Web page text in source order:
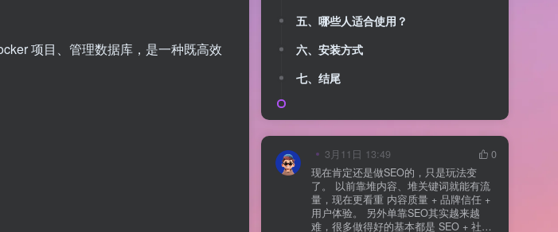
项目、管理数据库，是一种既高效
五、哪些人适合使用？
六、安装方式
七、结尾
3月11日 13:49
0
现在肯定还是做SEO的，只是玩法变
了。 以前靠堆内容、堆关键词就能有流
量，现在更看重 内容质量 + 品牌信任 +
用户体验。 另外单靠SEO其实越来越
难，很多做得好的基本都是 SEO + 社媒